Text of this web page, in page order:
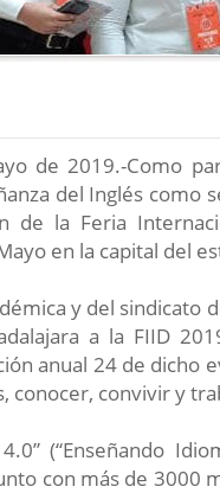
de 2019.-Como
del Inglés
de la Feria
en la capital del
y del
a la FIID
anual 24 de
conocer, convivir y
(“Enseñando
con más de